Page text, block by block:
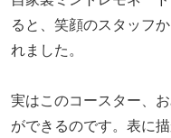
ると、笑顔のスタッフ
れました。
実はこのコースター、
ができるのです。表に